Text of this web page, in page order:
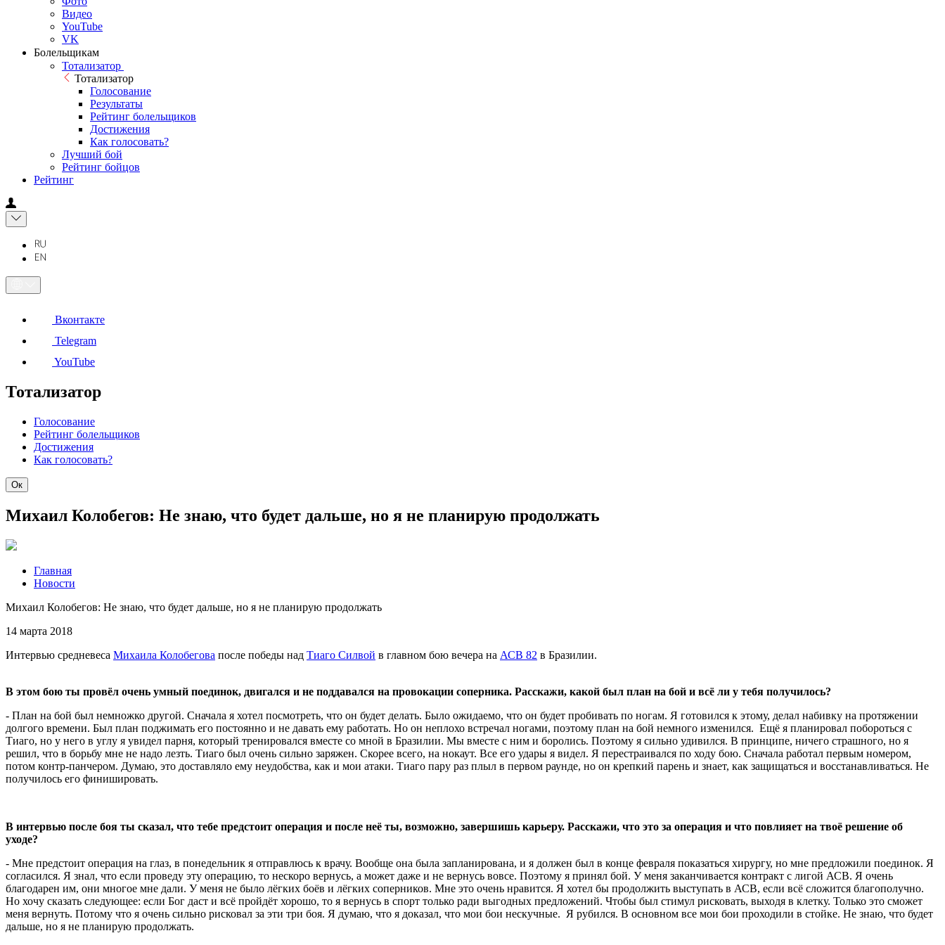
Видео
YouTube
VK
Болельщикам
Тотализатор
Тотализатор
Голосование
Результаты
Рейтинг болельщиков
Достижения
Как голосовать?
Лучший бой
Рейтинг бойцов
Рейтинг
Вконтакте
Telegram
YouTube
Тотализатор
Голосование
Рейтинг болельщиков
Достижения
Как голосовать?
Ок
Михаил Колобегов: Не знаю, что будет дальше, но я не планирую продолжать
Главная
Новости
Михаил Колобегов: Не знаю, что будет дальше, но я не планирую продолжать
14 марта 2018
Интервью средневеса Михаила Колобегова после победы над Тиаго Силвой в главном бою вечера на АСВ 82 в Бразилии.
В этом бою ты провёл очень умный поединок, двигался и не поддавался на провокации соперника. Расскажи, какой был план на бой и всё ли у тебя получилось?
- План на бой был немножко другой. Сначала я хотел посмотреть, что он будет делать. Было ожидаемо, что он будет пробивать по ногам. Я готовился к этому, делал набивку на протяжении
долгого времени. Был план поджимать его постоянно и не давать ему работать. Но он неплохо встречал ногами, поэтому план на бой немного изменился. Ещё я планировал побороться с
Тиаго, но у него в углу я увидел парня, который тренировался вместе со мной в Бразилии. Мы вместе с ним и боролись. Поэтому я сильно удивился. В принципе, ничего страшного, но я
решил, что в борьбу мне не надо лезть. Тиаго был очень сильно заряжен. Скорее всего, на нокаут. Все его удары я видел. Я перестраивался по ходу бою. Сначала работал первым номером,
потом контр-панчером. Думаю, это доставляло ему неудобства, как и мои атаки. Тиаго пару раз плыл в первом раунде, но он крепкий парень и знает, как защищаться и восстанавливаться. Не
получилось его финишировать.
В интервью после боя ты сказал, что тебе предстоит операция и после неё ты, возможно, завершишь карьеру. Расскажи, что это за операция и что повлияет на твоё решение об
уходе?
- Мне предстоит операция на глаз, в понедельник я отправлюсь к врачу. Вообще она была запланирована, и я должен был в конце февраля показаться хирургу, но мне предложили поединок. Я
согласился. Я знал, что если проведу эту операцию, то нескоро вернусь, а может даже и не вернусь вовсе. Поэтому я принял бой. У меня заканчивается контракт с лигой АСВ. Я очень
благодарен им, они многое мне дали. У меня не было лёгких боёв и лёгких соперников. Мне это очень нравится. Я хотел бы продолжить выступать в АСВ, если всё сложится благополучно.
Но хочу сказать следующее: если Бог даст и всё пройдёт хорошо, то я вернусь в спорт только ради выгодных предложений. Чтобы был стимул рисковать, выходя в клетку. Только это сможет
меня вернуть. Потому что я очень сильно рисковал за эти три боя. Я думаю, что я доказал, что мои бои нескучные. Я рубился. В основном все мои бои проходили в стойке. Не знаю, что будет
дальше, но я не планирую продолжать.